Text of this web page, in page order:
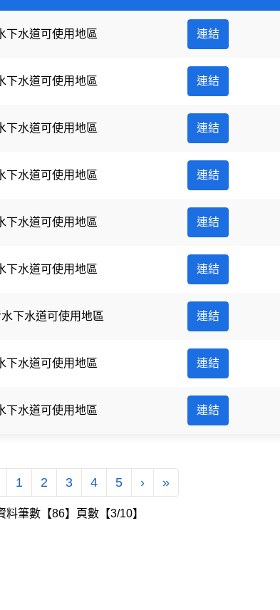
下水道可使用地區 連結
下水道可使用地區 連結
下水道可使用地區 連結
下水道可使用地區 連結
下水道可使用地區 連結
下水道可使用地區 連結
下水道可使用地區 連結
下水道可使用地區 連結
下水道可使用地區 連結
上一頁
1 2 3 4 5 ›下一頁
»最後一頁
料筆數【86】頁數【3/10】